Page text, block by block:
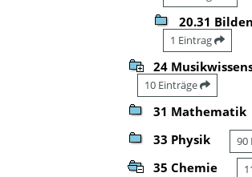
20.31
1 Eintrag
24
10 Einträge
31 Mathematik
33 Physik 90
35 Chemie